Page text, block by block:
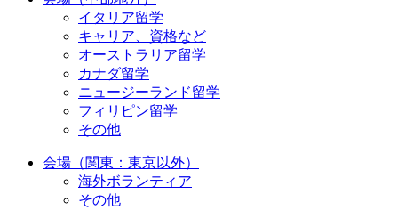
イタリア留学
キャリア、資格など
オーストラリア留学
カナダ留学
ニュージーランド留学
フィリピン留学
その他
会場（関東：東京以外）
海外ボランティア
その他